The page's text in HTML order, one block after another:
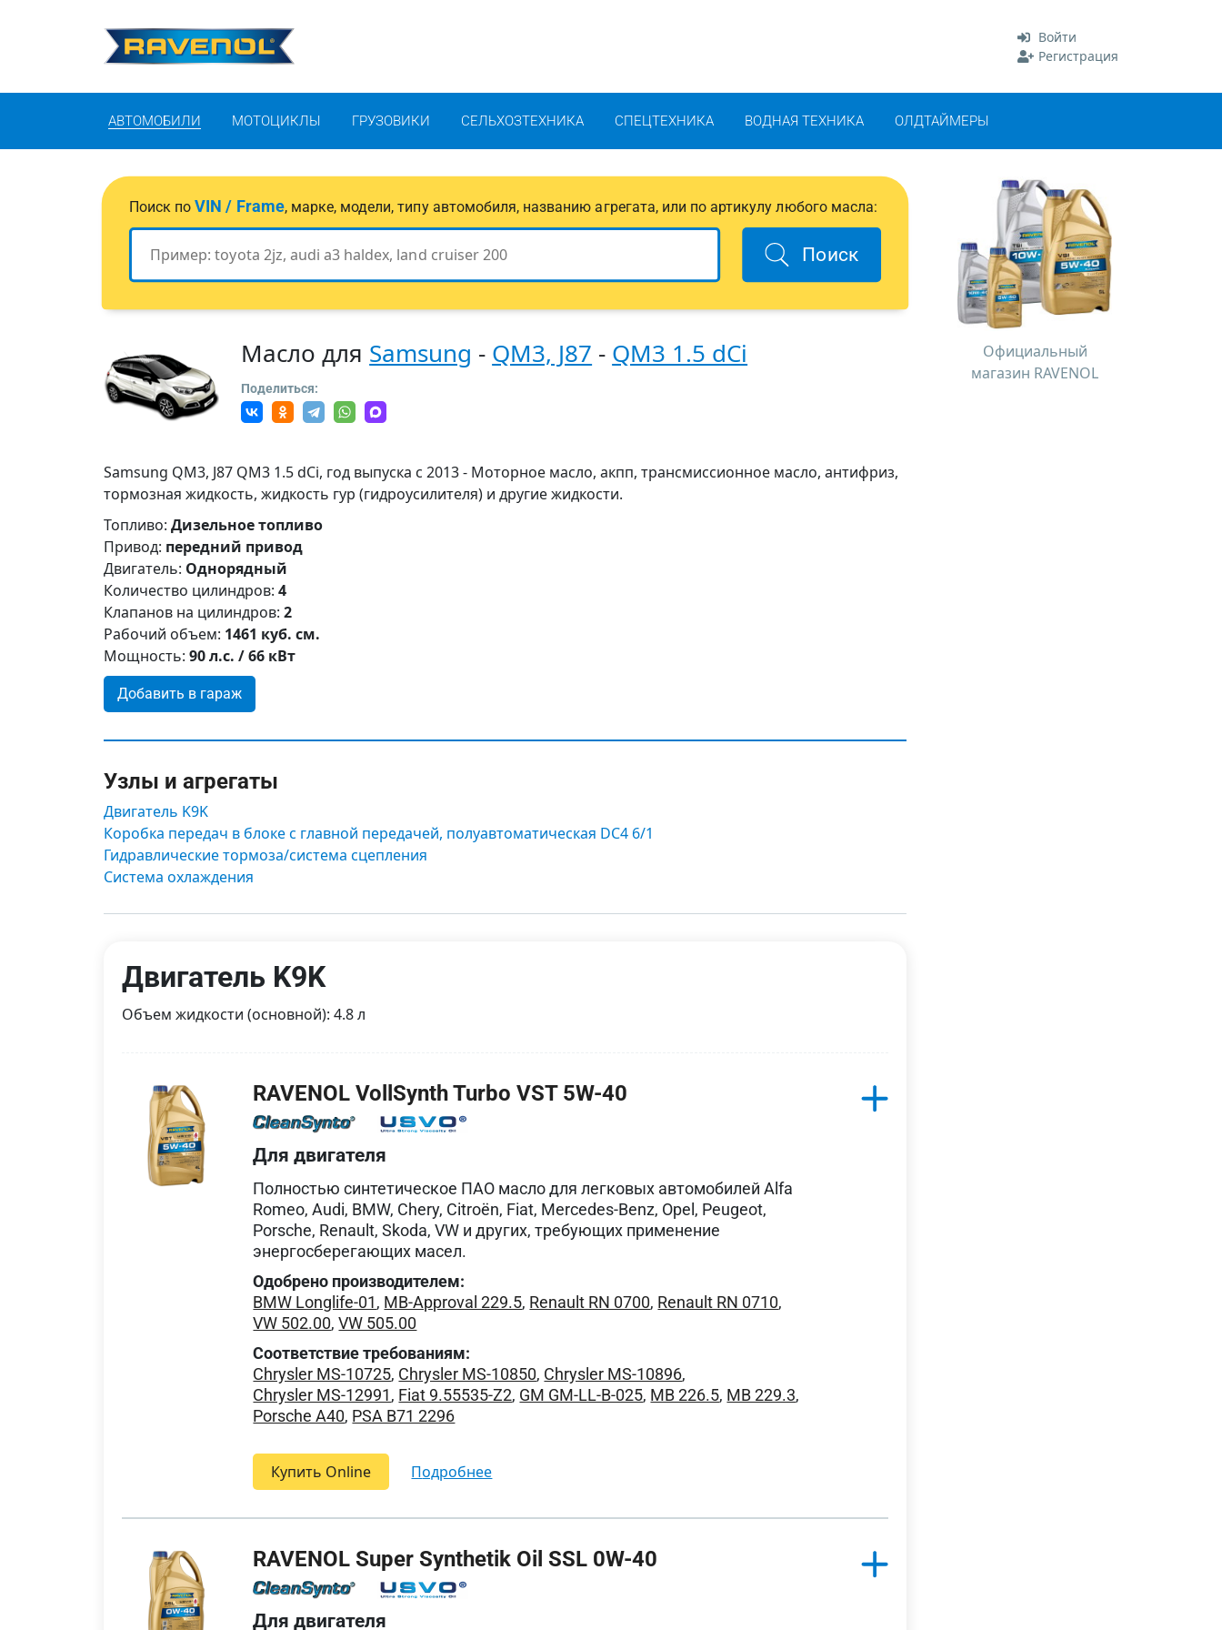
Войти
Регистрация
АВТОМОБИЛИ МОТОЦИКЛЫ ГРУЗОВИКИ СЕЛЬХОЗТЕХНИКА СПЕЦТЕХНИКА ВОДНАЯ ТЕХНИКА ОЛДТАЙМЕРЫ
Поиск поVIN / Frame, марке, модели, типу автомобиля, названию агрегата, или по артикулу любого масла:
Поиск
Масло для Samsung - QM3, J87 - QM3 1.5 dCi
Поделиться:
Samsung QM3, J87 QM3 1.5 dCi, год выпуска с 2013 - Моторное масло, акпп, трансмиссионное масло, антифриз,
тормозная жидкость, жидкость гур (гидроусилителя) и другие жидкости.
Топливо: Дизельное топливо
Привод: передний привод
Двигатель: Однорядный
Количество цилиндров: 4
Клапанов на цилиндров: 2
Рабочий объем: 1461 куб. см.
Мощность: 90 л.с. / 66 кВт
Добавить в гараж
Узлы и агрегаты
Двигатель K9K
Коробка передач в блоке с главной передачей, полуавтоматическая DC4 6/1
Гидравлические тормоза/система сцепления
Система охлаждения
Двигатель K9K
Объем жидкости (основной): 4.8 л
RAVENOL VollSynth Turbo VST 5W-40
Для двигателя
Полностью синтетическое ПАО масло для легковых автомобилей Alfa
Romeo, Audi, BMW, Chery, Citroën, Fiat, Mercedes-Benz, Opel, Peugeot,
Porsche, Renault, Skoda, VW и других, требующих применение
энергосберегающих масел.
Одобрено производителем:
BMW Longlife-01, MB-Approval 229.5, Renault RN 0700, Renault RN 0710,
VW 502.00,VW 505.00
Соответствие требованиям:
Chrysler MS-10725, Chrysler MS-10850, Chrysler MS-10896,
Chrysler MS-12991, Fiat 9.55535-Z2, GM GM-LL-B-025, MB 226.5, MB 229.3,
Porsche A40, PSA B71 2296
Купить Online подробнее
RAVENOL Super Synthetik Oil SSL 0W-40
Для двигателя
Официальный
магазин RAVENOL